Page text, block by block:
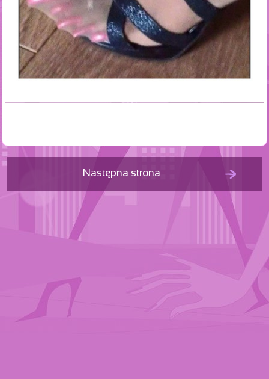
Następna strona